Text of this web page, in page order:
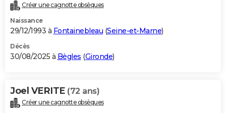
Créer une cagnotte obsèques
Naissance
29/12/1993 à Fontainebleau (Seine-et-Marne)
Décès
30/08/2025 à Bègles (Gironde)
Joel VERITE (72 ans)
Créer une cagnotte obsèques